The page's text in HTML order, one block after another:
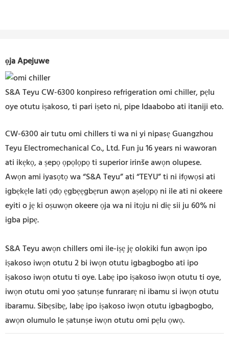
ọja Apejuwe
S&A Teyu CW-6300 konpireso refrigeration omi chiller, pẹlu
oye otutu iṣakoso, ti pari iṣeto ni, pipe Idaabobo ati itaniji eto.
CW-6300 air tutu omi chillers ti wa ni yi nipasẹ Guangzhou
Teyu Electromechanical Co., Ltd. Fun ju 16 years ni waworan
ati ikẹkọ, a ṣepọ ọpọlọpọ ti superior irinše awọn olupese.
Awọn ami iyasọtọ wa “S&A Teyu” ati “TEYU” ti ni ifọwọsi ati
igbẹkẹle lati ọdọ ẹgbẹẹgbẹrun awọn aṣelọpọ ni ile ati ni okeere
eyiti o jẹ ki oṣuwọn okeere ọja wa ni itọju ni diẹ sii ju 60% ni
igba pipẹ.
S&A Teyu awọn chillers omi ile-iṣẹ jẹ olokiki fun awọn ipo
iṣakoso iwọn otutu 2 bi iwọn otutu igbagbogbo ati ipo
iṣakoso iwọn otutu ti oye. Labẹ ipo iṣakoso iwọn otutu ti oye,
iwọn otutu omi yoo ṣatunṣe funrararẹ ni ibamu si iwọn otutu
ibaramu. Sibẹsibẹ, labẹ ipo iṣakoso iwọn otutu igbagbogbo,
awọn olumulo le ṣatunṣe iwọn otutu omi pẹlu ọwọ.